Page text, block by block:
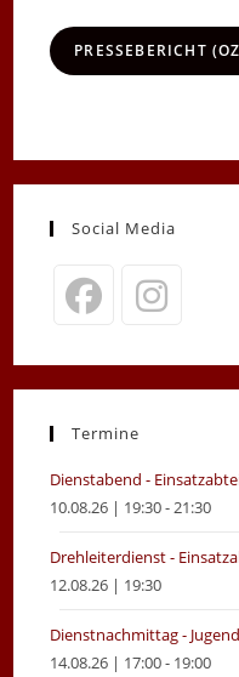
PRESSEBERICHT
Social Media
in
new
in
new
Termine
Dienstabend -
10.08.26 | 19:30 - 21:30
Drehleiterdienst -
12.08.26 | 19:30
Dienstnachmittag -
14.08.26 | 17:00 - 19:00